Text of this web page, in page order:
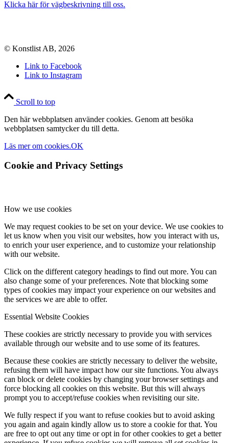
Klicka här för vägbeskrivning till oss.
© Konstlist AB, 2026
Link to Facebook
Link to Instagram
Scroll to top
Den här webbplatsen använder cookies. Genom att besöka
webbplatsen samtycker du till detta.
Läs mer om cookies.OK
Cookie and Privacy Settings
How we use cookies
We may request cookies to be set on your device. We use cookies to
let us know when you visit our websites, how you interact with us,
to enrich your user experience, and to customize your relationship
with our website.
Click on the different category headings to find out more. You can
also change some of your preferences. Note that blocking some
types of cookies may impact your experience on our websites and
the services we are able to offer.
Essential Website Cookies
These cookies are strictly necessary to provide you with services
available through our website and to use some of its features.
Because these cookies are strictly necessary to deliver the website,
refusing them will have impact how our site functions. You always
can block or delete cookies by changing your browser settings and
force blocking all cookies on this website. But this will always
prompt you to accept/refuse cookies when revisiting our site.
We fully respect if you want to refuse cookies but to avoid asking
you again and again kindly allow us to store a cookie for that. You
are free to opt out any time or opt in for other cookies to get a better